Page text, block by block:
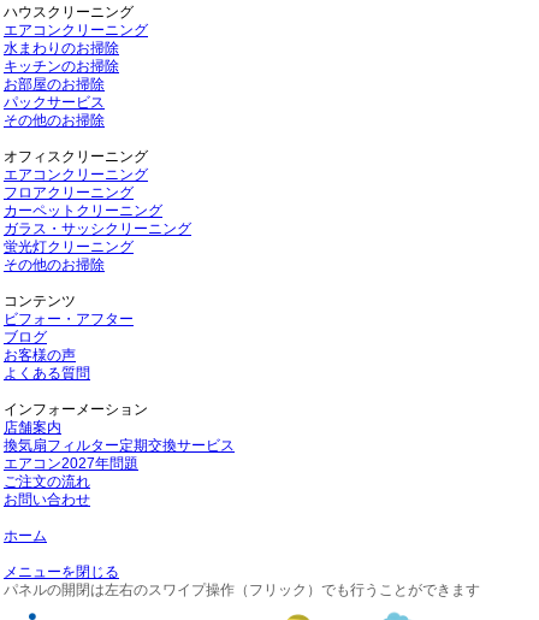
ハウスクリーニング
エアコンクリーニング
水まわりのお掃除
キッチンのお掃除
お部屋のお掃除
パックサービス
その他のお掃除
オフィスクリーニング
エアコンクリーニング
フロアクリーニング
カーペットクリーニング
ガラス・サッシクリーニング
蛍光灯クリーニング
その他のお掃除
コンテンツ
ビフォー・アフター
ブログ
お客様の声
よくある質問
インフォーメーション
店舗案内
換気扇フィルター定期交換サービス
エアコン2027年問題
ご注文の流れ
お問い合わせ
ホーム
メニューを閉じる
パネルの開閉は左右のスワイプ操作（フリック）でも行うことができます